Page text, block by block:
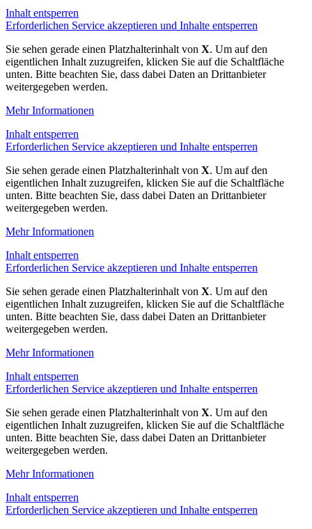
Inhalt entsperren
Erforderlichen Service akzeptieren und Inhalte entsperren
Sie sehen gerade einen Platzhalterinhalt von X. Um auf den
eigentlichen Inhalt zuzugreifen, klicken Sie auf die Schaltfläche
unten. Bitte beachten Sie, dass dabei Daten an Drittanbieter
weitergegeben werden.
Mehr Informationen
Inhalt entsperren
Erforderlichen Service akzeptieren und Inhalte entsperren
Sie sehen gerade einen Platzhalterinhalt von X. Um auf den
eigentlichen Inhalt zuzugreifen, klicken Sie auf die Schaltfläche
unten. Bitte beachten Sie, dass dabei Daten an Drittanbieter
weitergegeben werden.
Mehr Informationen
Inhalt entsperren
Erforderlichen Service akzeptieren und Inhalte entsperren
Sie sehen gerade einen Platzhalterinhalt von X. Um auf den
eigentlichen Inhalt zuzugreifen, klicken Sie auf die Schaltfläche
unten. Bitte beachten Sie, dass dabei Daten an Drittanbieter
weitergegeben werden.
Mehr Informationen
Inhalt entsperren
Erforderlichen Service akzeptieren und Inhalte entsperren
Sie sehen gerade einen Platzhalterinhalt von X. Um auf den
eigentlichen Inhalt zuzugreifen, klicken Sie auf die Schaltfläche
unten. Bitte beachten Sie, dass dabei Daten an Drittanbieter
weitergegeben werden.
Mehr Informationen
Inhalt entsperren
Erforderlichen Service akzeptieren und Inhalte entsperren